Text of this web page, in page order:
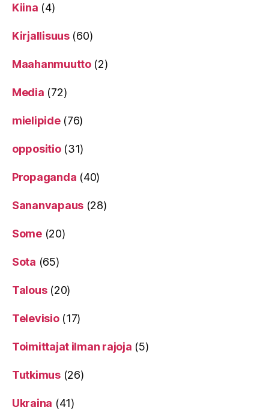
Kiina (4)
Kirjallisuus(60)
Maahanmuutto(2)
Media (72)
mielipide(76)
oppositio(31)
Propaganda (40)
Sananvapaus (28)
Some(20)
Sota (65)
Talous(20)
Televisio(17)
Toimittajat ilman rajoja (5)
Tutkimus(26)
Ukraina (41)